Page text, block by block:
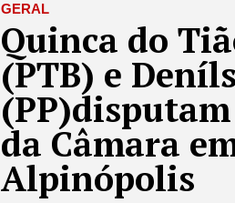
GERAL
Quinca do
(PTB) e
da Câmara
Alpinópolis